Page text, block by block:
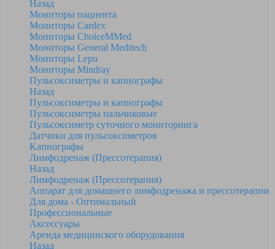
Назад
Мониторы пациента
Мониторы Cardex
Мониторы ChoiceMMed
Мониторы General Meditech
Мониторы Lepu
Мониторы Mindray
Пульсоксиметры и капнографы
Назад
Пульсоксиметры и капнографы
Пульсоксиметры пальчиковые
Пульсоксиметр суточного мониторинга
Датчики для пульсоксиметров
Kапнографы
Лимфодренаж (Прессотерапия)
Назад
Лимфодренаж (Прессотерапия)
Аппарат для домашнего лимфодренажа и прессотерапии
Для дома - Оптимальный
Профессиональные
Аксессуары
Аренда медицинского оборудования
Назад